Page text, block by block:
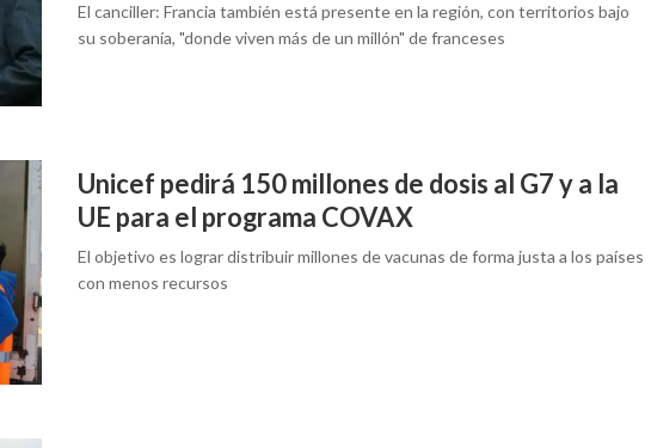
El canciller: Francia también está presente en la región, con territorios bajo
su soberanía, "donde viven más de un millón" de franceses
Unicef pedirá 150 millones de dosis al G7 y a la
UE para el programa COVAX
El objetivo es lograr distribuir millones de vacunas de forma justa a los países
con menos recursos